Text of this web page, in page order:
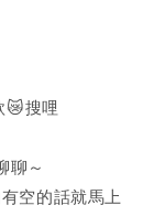
😿搜哩
聊～
空的話就馬上